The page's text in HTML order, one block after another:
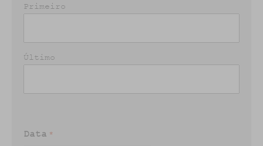
Primeiro
Último
Data *